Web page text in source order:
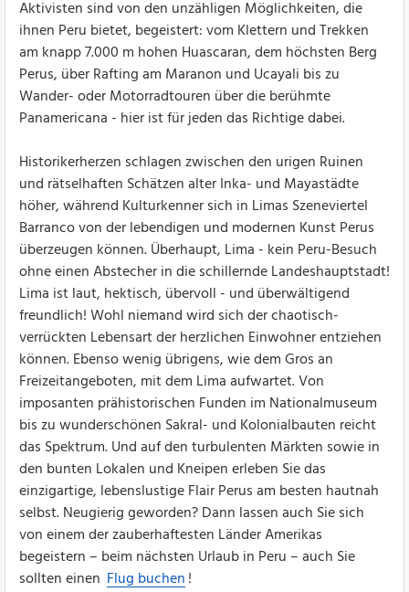
Aktivisten sind von den unzähligen Möglichkeiten, die
ihnen Peru bietet, begeistert: vom Klettern und Trekken
am knapp 7.000 m hohen Huascaran, dem höchsten Berg
Perus, über Rafting am Maranon und Ucayali bis zu
Wander- oder Motorradtouren über die berühmte
Panamericana - hier ist für jeden das Richtige dabei.
Historikerherzen schlagen zwischen den urigen Ruinen
und rätselhaften Schätzen alter Inka- und Mayastädte
höher, während Kulturkenner sich in Limas Szeneviertel
Barranco von der lebendigen und modernen Kunst Perus
überzeugen können. Überhaupt, Lima - kein Peru-Besuch
ohne einen Abstecher in die schillernde Landeshauptstadt!
Lima ist laut, hektisch, übervoll - und überwältigend
freundlich! Wohl niemand wird sich der chaotisch-
verrückten Lebensart der herzlichen Einwohner entziehen
können. Ebenso wenig übrigens, wie dem Gros an
Freizeitangeboten, mit dem Lima aufwartet. Von
imposanten prähistorischen Funden im Nationalmuseum
bis zu wunderschönen Sakral- und Kolonialbauten reicht
das Spektrum. Und auf den turbulenten Märkten sowie in
den bunten Lokalen und Kneipen erleben Sie das
einzigartige, lebenslustige Flair Perus am besten hautnah
selbst. Neugierig geworden? Dann lassen auch Sie sich
von einem der zauberhaftesten Länder Amerikas
begeistern – beim nächsten Urlaub in Peru – auch Sie
sollten einen Flug buchen!